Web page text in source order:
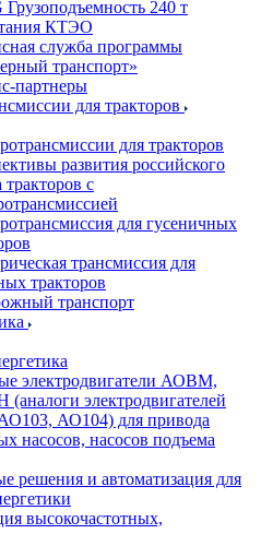
Грузоподъемность 240 т
КТЭО
служба программы
транспорт»
партнеры
для тракторов
для тракторов
развития российского
с
для гусеничных
трансмиссия для
тракторов
транспорт
электродвигатели АОВМ,
электродвигателей
АО104) для привода
насосов, насосов подъема
решения и автоматизация для
высокочастотных,